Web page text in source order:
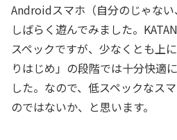
Androidスマホ（自分のじゃな
しばらく遊んでみました。
スペックですが、少なくとも上
りはじめ」の段階では十分快適
した。なので、低スペックなス
のではないか、と思います。